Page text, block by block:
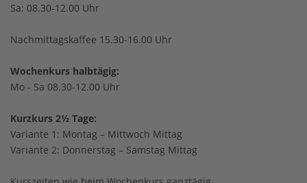
Sa: 08.30-12.00 Uhr
Nachmittagskaffee 15.30-16.00 Uhr
Wochenkurs halbtägig:
Mo - Sa 08.30-12.00 Uhr
Kurzkurs 2½ Tage:
Variante 1: Montag – Mittwoch Mittag
Variante 2: Donnerstag – Samstag Mittag